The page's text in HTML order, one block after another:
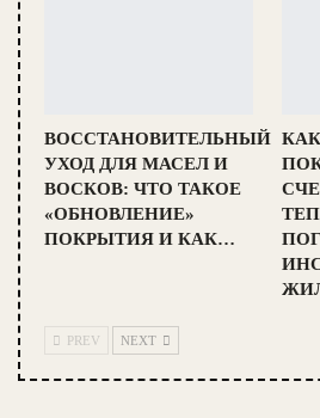
ВОССТАНОВИТЕЛЬНЫЙ
УХОД ДЛЯ МАСЕЛ И
ВОСКОВ: ЧТО ТАКОЕ
«ОБНОВЛЕНИЕ»
ПОКРЫТИЯ И КАК…
PREV NEXT